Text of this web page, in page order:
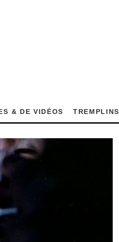
& DE VIDÉOS TREMPLINS